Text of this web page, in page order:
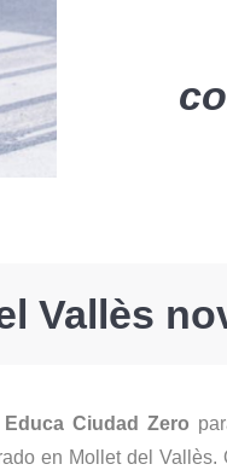
Vallès
Educa Ciudad Zero
en Mollet del